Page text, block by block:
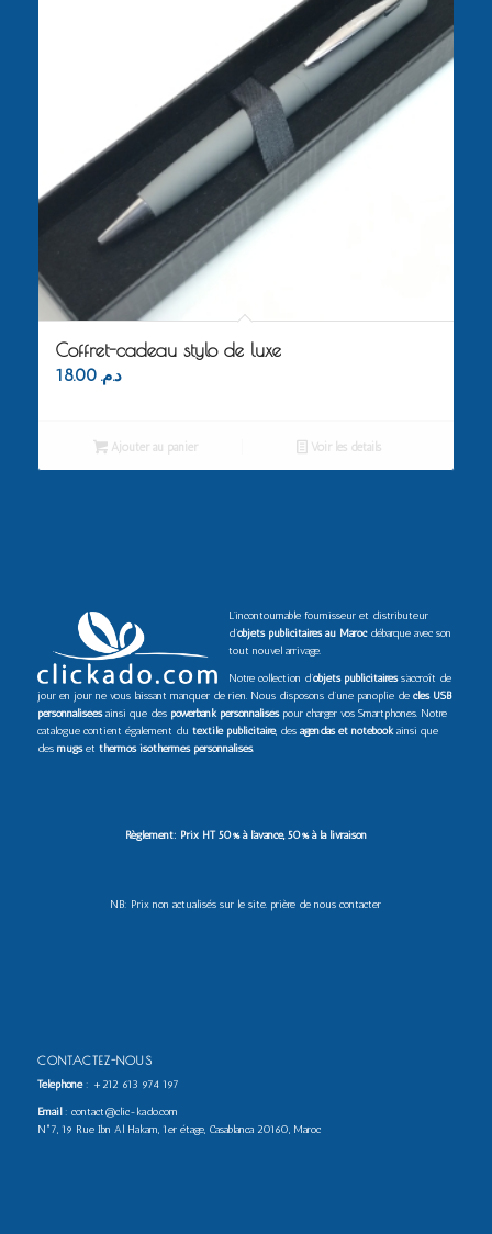
Coffret-cadeau stylo de luxe
د.م. 18.00
Ajouter au panier Voir les détails
L’incontournable fournisseur et distributeur
d’objets publicitaires au Marocdébarque avec son
tout nouvel arrivage.
Notre collection d’objets publicitairess’accroît de
jour en jour ne vous laissant manquer de rien. Nous disposons d’une panoplie de clés USB
personnaliséesainsi que des powerbank personnaliséspour charger vos Smartphones. Notre
catalogue contient également du textile publicitaire, des agendas et notebookainsi que
des mugset thermos isothermes personnalisés.
Règlement: Prix HT 50% à l’avance, 50% à la livraison
NB: Prix non actualisés sur le site. prière de nous contacter
CONTACTEZ-NOUS
Téléphone: +212 613 974 197
Email: contact@clic-kado.com
N°7, 19 Rue Ibn Al Hakam, 1er étage, Casablanca 20160, Maroc